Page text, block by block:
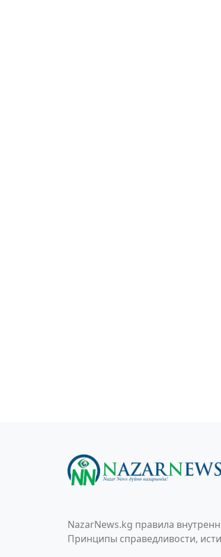
NazarNews.kg правила
Принципы справедливости,